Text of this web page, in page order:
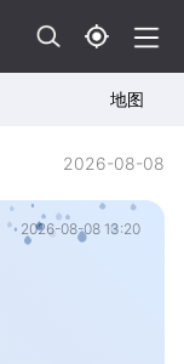
地图
2026-08-08
2026-08-08 13:20